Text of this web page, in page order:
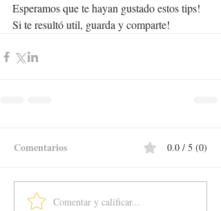
Esperamos que te hayan gustado estos tips!
Si te resultó util, guarda y comparte!
Comentarios 0.0 / 5 (0)
Comentar y calificar...